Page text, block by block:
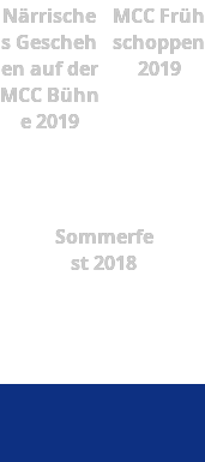
Närrische
s Gescheh
en auf der
MCC Bühn
e 2019
MCC Früh
schoppen
2019
Sommerfe
st 2018